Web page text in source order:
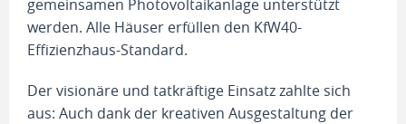
gemeinsamen Photovoltaikanlage unterstützt
werden. Alle Häuser erfüllen den KfW40-
Effizienzhaus-Standard.
Der visionäre und tatkräftige Einsatz zahlte sich
aus: Auch dank der kreativen Ausgestaltung der